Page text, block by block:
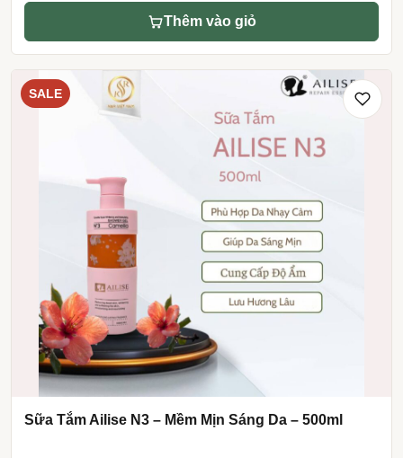
is:
Thêm vào giỏ
SALE
Sữa Tắm Ailise N3 – Mềm Mịn Sáng Da – 500ml